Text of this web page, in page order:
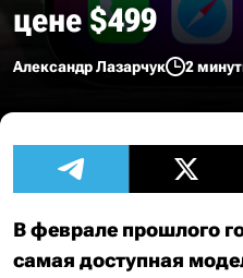
цене $499
Александр Лазарчук 2
В феврале прошлого
самая доступная